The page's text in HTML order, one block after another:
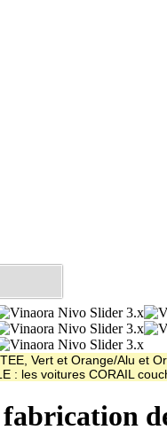
Vert et Orange/Alu et
: les voitures CORAIL